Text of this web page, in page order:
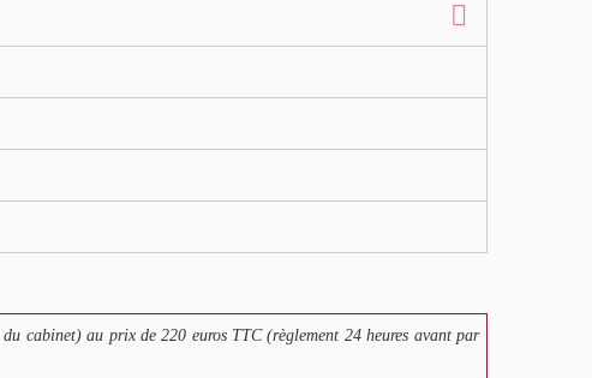
cabinet) au prix de 220 euros TTC (règlement 24 heures avant par